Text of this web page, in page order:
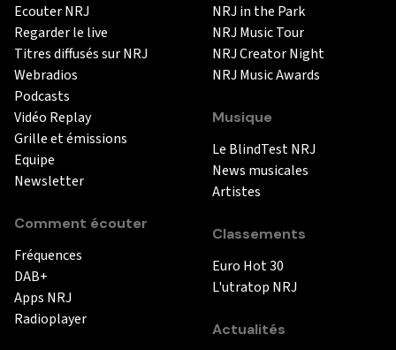
Ecouter NRJ
Regarder le live
Titres diffusés sur NRJ
Webradios
Podcasts
Vidéo Replay
Grille et émissions
Equipe
Newsletter
Comment écouter
Fréquences
DAB+
Apps NRJ
Radioplayer
NRJ in the Park
NRJ Music Tour
NRJ Creator Night
NRJ Music Awards
Musique
Le BlindTest NRJ
News musicales
Artistes
Classements
Euro Hot 30
L'utratop NRJ
Actualités